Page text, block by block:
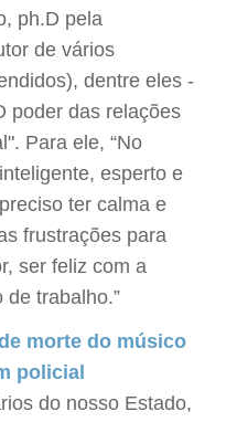
ph.D pela
de vários
dentre eles -
poder das relações
Para ele, “No
esperto e
ter calma e
frustrações para
ser feliz com a
trabalho.”
morte do músico
policial
do nosso Estado,